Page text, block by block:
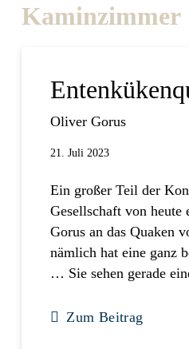
Kaminzimmer
Oliver Gorus
21. Juli 2023
Ein großer Teil der
Gesellschaft von
Gorus an das Quaken
nämlich hat eine ganz
… Sie sehen gerade
Zum Beitrag